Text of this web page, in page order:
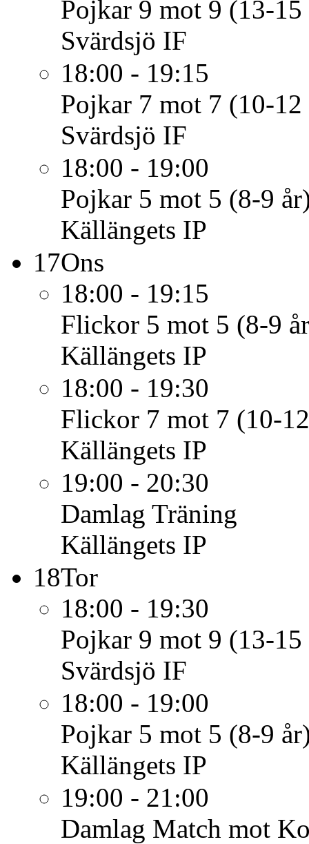
Pojkar 9 mot 9 (13-15
Svärdsjö IF
18:00 - 19:15
Pojkar 7 mot 7 (10-12
Svärdsjö IF
18:00 - 19:00
Pojkar 5 mot 5 (8-9
Källängets IP
17Ons
18:00 - 19:15
Flickor 5 mot 5 (8-9
Källängets IP
18:00 - 19:30
Flickor 7 mot 7 (10-
Källängets IP
19:00 - 20:30
Damlag Träning
Källängets IP
18Tor
18:00 - 19:30
Pojkar 9 mot 9 (13-15
Svärdsjö IF
18:00 - 19:00
Pojkar 5 mot 5 (8-9
Källängets IP
19:00 - 21:00
Damlag Match mot